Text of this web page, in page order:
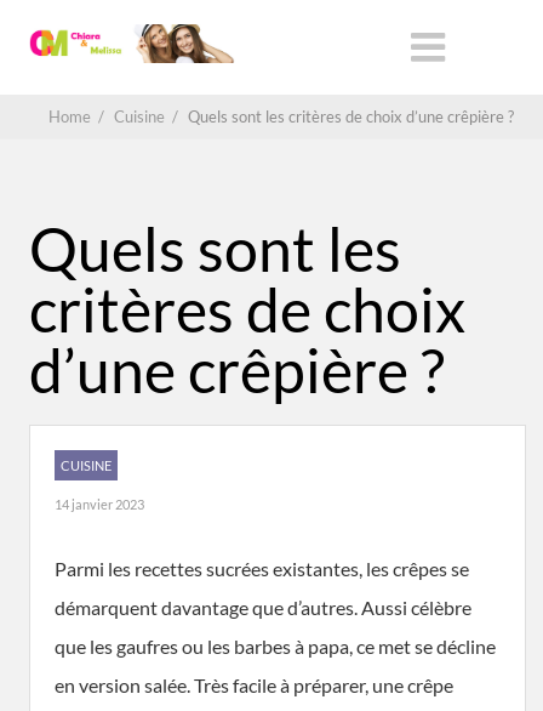
Home / Cuisine / Quels sont les critères de choix d’une crêpière ?
Quels sont les
critères de choix
d’une crêpière ?
CUISINE
14 janvier 2023
Parmi les recettes sucrées existantes, les crêpes se
démarquent davantage que d’autres. Aussi célèbre
que les gaufres ou les barbes à papa, ce met se décline
en version salée. Très facile à préparer, une crêpe